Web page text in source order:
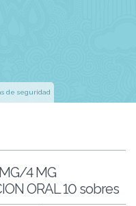
de seguridad
4 MG
ORAL 10 sobres